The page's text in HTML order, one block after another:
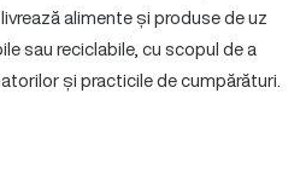
alimente și produse de uz
sau reciclabile, cu scopul de a
și practicile de cumpărături.